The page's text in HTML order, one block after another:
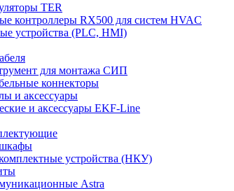
TER
контроллеры RX500 для систем HVAC
устройства (PLC, HMI)
для монтажа СИП
коннекторы
и аксессуары
и аксессуары EKF-Line
устройства (НКУ)
Astra